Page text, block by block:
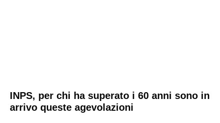
INPS, per chi ha superato i 60 anni sono in
arrivo queste agevolazioni